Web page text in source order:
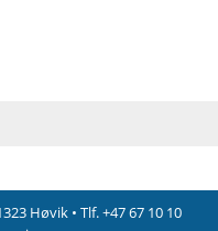
Høvik • Tlf. +47 67 10 10